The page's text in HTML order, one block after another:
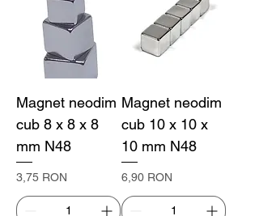
Magnet neodim
cub 8 x 8 x 8
mm N48
Preț
3,75 RON
Magnet neodim
cub 10 x 10 x
10 mm N48
Preț
6,90 RON